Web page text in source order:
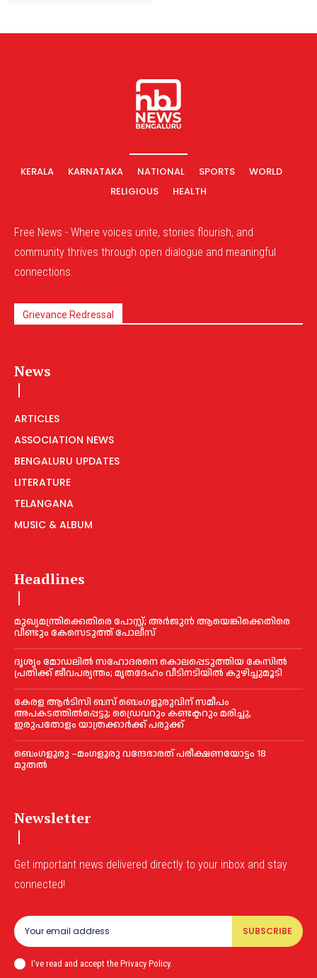
KERALA KARNATAKA NATIONAL SPORTS
WORLD
RELIGIOUS
HEALTH
Free News - Where voices unite, stories flourish, and
community thrives through open dialogue and meaningful
connections.
Grievance Redressal
News
ARTICLES
ASSOCIATION NEWS
BENGALURU UPDATES
LITERATURE
TELANGANA
MUSIC & ALBUM
Headlines
മുഖ്യമന്ത്രിക്കെതിരെ പോസ്റ്റ്; അര്‍ജുൻ ആയെങ്കിക്കെതിരെ
വീണ്ടും കേസെടുത്ത് പോലീസ്
ദൃശ്യം മോഡലിൽ സഹോദരനെ കൊലപ്പെടുത്തിയ കേസിൽ
പ്രതിക്ക് ജീവപര്യന്തം; മൃതദേഹം വീടിനടിയിൽ കുഴിച്ചുമൂടി
കേരള ആർടിസി ബസ് ബെംഗളൂരുവിന് സമീപം
അപകടത്തിൽപ്പെട്ടു; ഡ്രൈവറും കണ്ടക്ടറും മരിച്ചു,
ഇരുപതോളം യാത്രക്കാർക്ക് പരുക്ക്
ബെംഗളൂരു –മംഗളൂരു വന്ദേഭാരത് പരീക്ഷണയോട്ടം 18
മുതൽ
Newsletter
Get important news delivered directly to your inbox and stay
connected!
SUBSCRIBE
I've read and accept the Privacy Policy.